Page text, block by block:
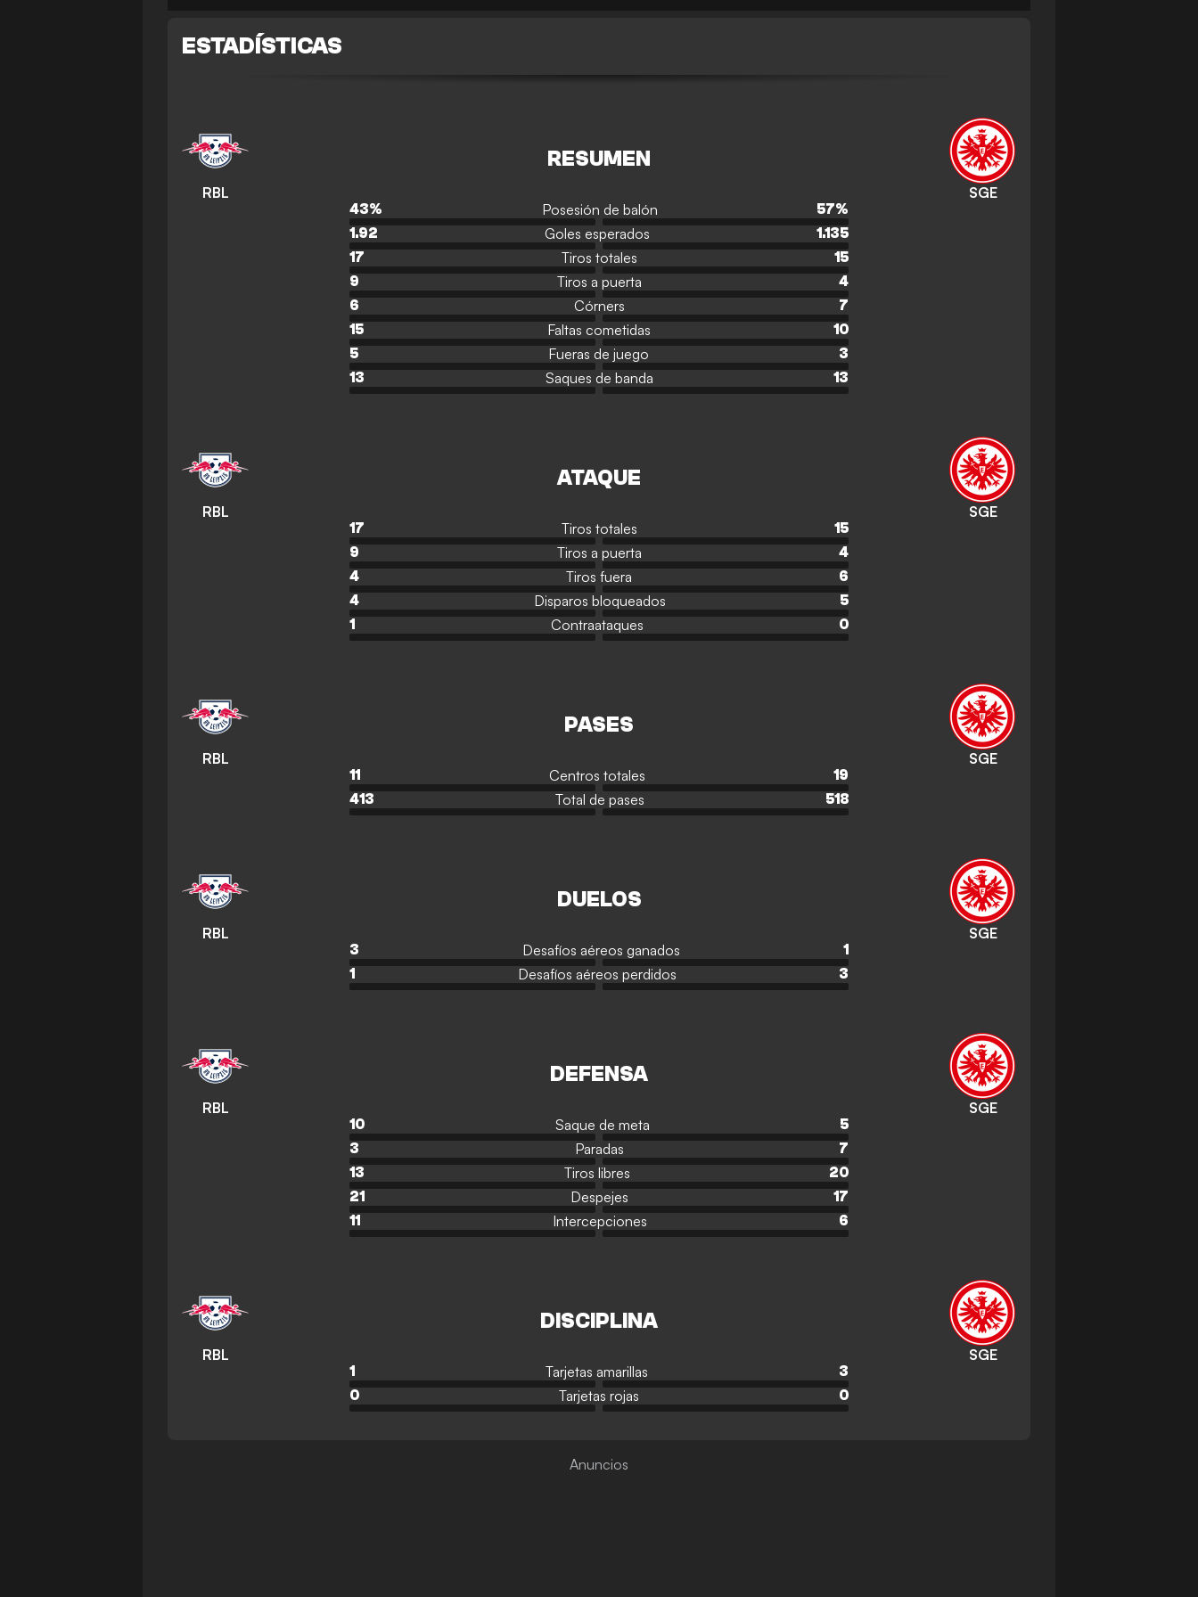
ESTADÍSTICAS
RBL
RESUMEN
SGE
43% Posesión de balón 57%
1.92
Goles esperados
1.135
17
Tiros totales
15
9
Tiros a puerta
4
6
Córners
7
15
Faltas cometidas
10
5
Fueras de juego
3
13
Saques de banda 13
RBL
ATAQUE
SGE
17 Tiros totales
15
9
Tiros a puerta
4
4
Tiros fuera
6
4
Disparos bloqueados
5
1
Contraataques 0
RBL
PASES
SGE
11 Centros totales
19
413
Total de pases 518
RBL
DUELOS
SGE
3 Desafíos aéreos ganados
1
1
Desafíos aéreos perdidos 3
RBL
DEFENSA
SGE
10 Saque de meta
5
3
Paradas
7
13
Tiros libres
20
21
Despejes
17
11
Intercepciones 6
RBL
DISCIPLINA
SGE
1 Tarjetas amarillas
3
0
Tarjetas rojas 0